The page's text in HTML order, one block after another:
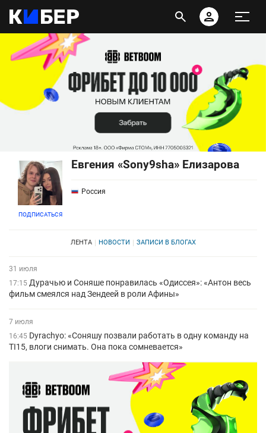
ПОДПИСАТЬСЯ
Евгения «Sony9sha» Елизарова
Россия
ЛЕНТА НОВОСТИ ЗАПИСИ В БЛОГАХ
31 июля
17:15 Дурачью и Соняше понравилась «Одиссея»: «Антон весь
фильм смеялся над Зендеей в роли Афины»
7 июля
16:45 Dyrachyo: «Соняшу позвали работать в одну команду на
TI15, влоги снимать. Она пока сомневается»